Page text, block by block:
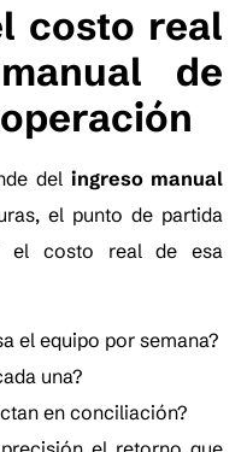
costo real
de
delingreso manual
el punto de partida
el costo real de esa
el equipo por semana?
una?
en conciliación?